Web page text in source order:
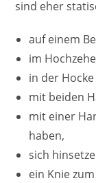
sind eher
auf einem
im
in der
mit beiden
mit einer
haben,
sich
ein Knie